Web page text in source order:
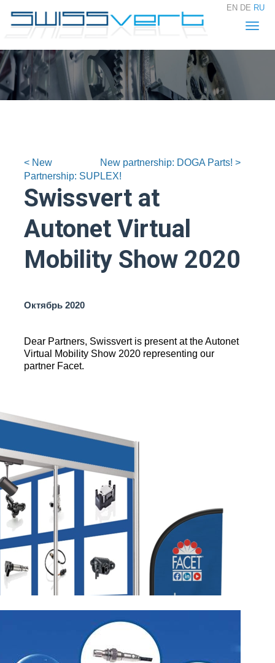
EN DE RU
New partnership: DOGA Parts! >
< New
Partnership: SUPLEX!
Swissvert at
Autonet Virtual
Mobility Show 2020
Октябрь 2020
Dear Partners, Swissvert is present at the Autonet
Virtual Mobility Show 2020 representing our
partner Facet.